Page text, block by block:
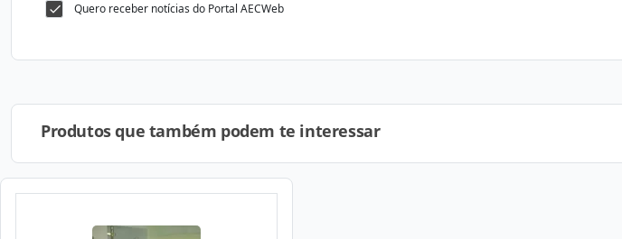
Quero receber notícias do Portal AECWeb
Produtos que também podem te interessar